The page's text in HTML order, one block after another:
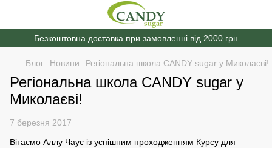
Безкоштовна доставка при замовленні від 2000 грн
Блог Новини Регіональна школа CANDY sugar у Миколаєві!
Регіональна школа CANDY sugar у
Миколаєві!
7 березня 2017
Вітаємо Аллу Чаус із успішним проходженням Курсу для